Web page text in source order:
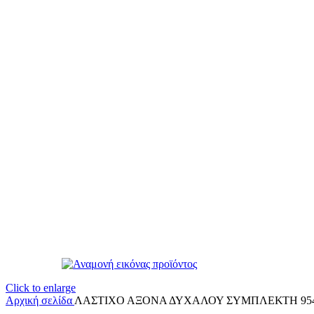
Click to enlarge
Αρχική σελίδα ΛΑΣΤΙΧΟ ΑΞΟΝΑ ΔΥΧΑΛΟΥ ΣΥΜΠΛΕΚΤΗ